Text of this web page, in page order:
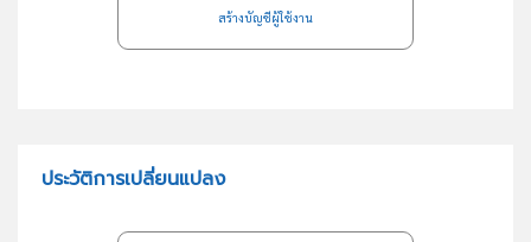
สร้างบัญชีผู้ใช้งาน
ประวัติการเปลี่ยนแปลง